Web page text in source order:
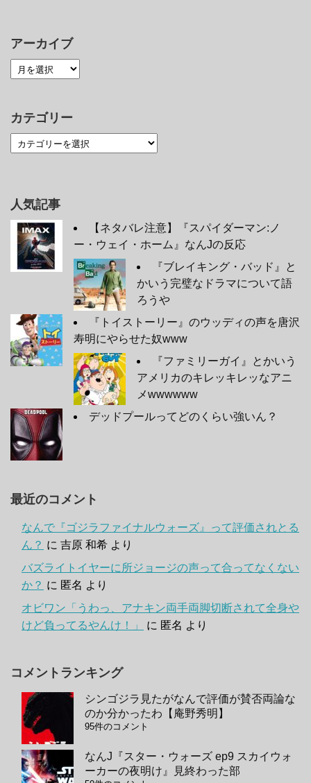
アーカイブ
カテゴリー
人気記事
【ネタバレ注意】『スパイダーマン:ノ
ー・ウェイ・ホーム』なんJの反応
『ブレイキング・バッド』と
かいう完璧なドラマについて語
ろうや
『トイストーリー』のウッディの声を唐沢
寿明にやらせた奴www
『ファミリーガイ』とかいう
アメリカのキレッキレッなアニ
メwwwwww
デッドプールってどのくらい強いん？
最近のコメント
なんで『ゴジラファイナルウォーズ』って評価されとる
ん？ に 吉原 和希 より
バズライトイヤーに所ジョージの声って合ってなくない
か？ に 匿名 より
オビワン「うわっ、アナキン両手両脚切断されて全身や
けど負ってるやんけ！」
に 匿名 より
コメントランキング
シンゴジラ見たがなんで評価が賛否両論な
のか分かったわ【庵野秀明】
95件のコメント
なんJ『スター・ウォーズ ep9 スカイウォ
ーカーの夜明け』見終わった部